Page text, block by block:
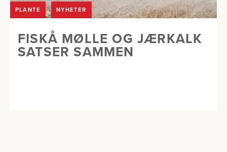
PLANTE NYHETER
FISKÅ MØLLE OG JÆRKALK
SATSER SAMMEN